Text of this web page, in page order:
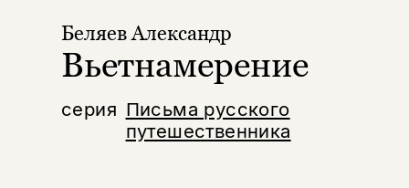
серия Письма русского
путешественника
Беляев Александр
Вьетнамерение